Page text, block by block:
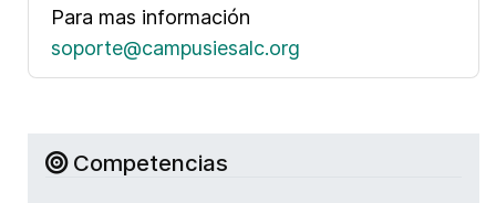
Para mas información
soporte@campusiesalc.org
Competencias